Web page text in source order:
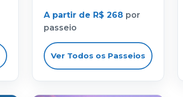
A partir de R$ 268 por
passeio
Ver Todos os Passeios